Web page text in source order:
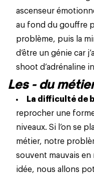
ascenseur
au fond du gouffre
problème, puis la
d’être un génie car
shoot d’adrénaline
Les - du
La difficulté de
reprocher une
niveaux. Si l’on se
métier, notre
souvent mauvais en
idée, nous allons